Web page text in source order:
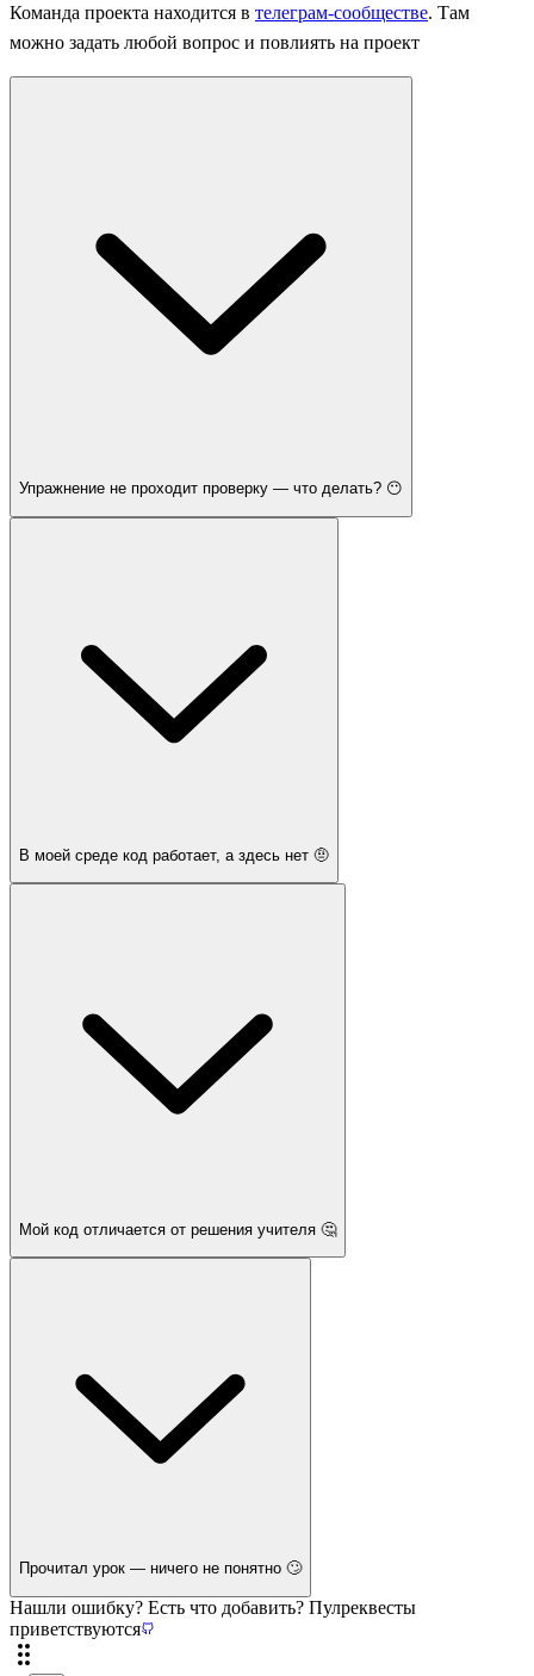
Команда проекта находится в телеграм-сообществе. Там
можно задать любой вопрос и повлиять на проект
Упражнение не проходит проверку — что делать? 😶
В моей среде код работает, а здесь нет 🤨
Мой код отличается от решения учителя 🤔
Прочитал урок — ничего не понятно 🙄
Нашли ошибку? Есть что добавить? Пулреквесты
приветствуются